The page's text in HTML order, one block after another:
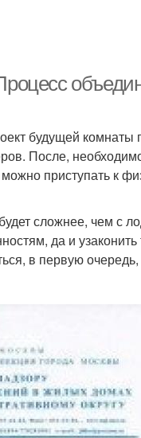
будущей
После,
приступать к
сложнее, чем с
да и узаконить
в первую